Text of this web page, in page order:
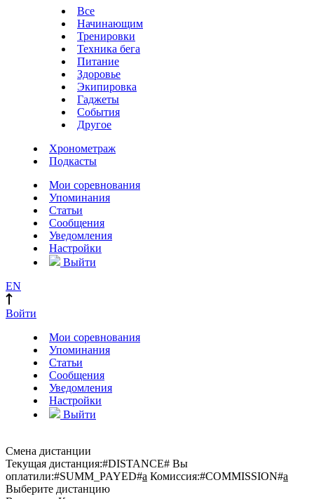
Все
Начинающим
Тренировки
Техника бега
Питание
Здоровье
Экипировка
Гаджеты
События
Другое
Хронометраж
Подкасты
Мои соревнования
Упоминания
Статьи
Сообщения
Уведомления
Настройки
Выйти
EN
Войти
Мои соревнования
Упоминания
Статьи
Сообщения
Уведомления
Настройки
Выйти
Смена дистанции
Текущая дистанция:#DISTANCE# Вы
оплатили:#SUMM_PAYED#a Комиссия:#COMMISSION#a
Выберите дистанцию